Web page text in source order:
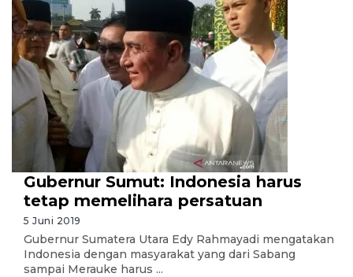
Gubernur Sumut: Indonesia harus
tetap memelihara persatuan
5 Juni 2019
Gubernur Sumatera Utara Edy Rahmayadi mengatakan
Indonesia dengan masyarakat yang dari Sabang
sampai Merauke harus ...